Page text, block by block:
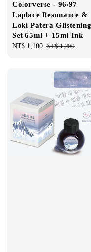
Colorverse - 96/97
Laplace Resonance &
Loki Patera Glistening
Set 65ml + 15ml Ink
Sale
NT$ 1,100 Regular
NT$ 1,200